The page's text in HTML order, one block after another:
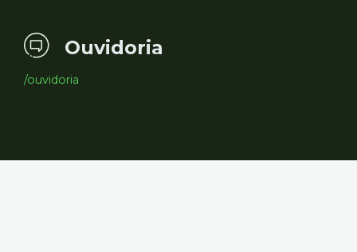
Ouvidoria
/ouvidoria